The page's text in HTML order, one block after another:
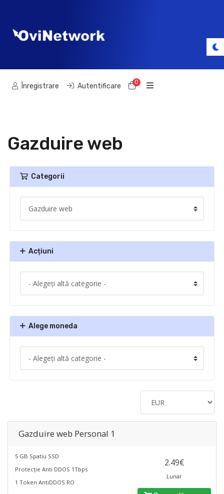
Înregistrare Autentificare 0Coș de cumpărături
Gazduire web
Categorii
Acțiuni
Alege moneda
Gazduire web Personal 1
5 GB Spatiu SSD
Protecție Anti DDOS 1Tbps
1 Token AntiDDOS.RO
2.49€
Lunar